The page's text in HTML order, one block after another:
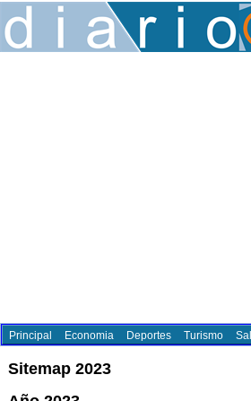
Principal Economia Deportes Turismo
Sitemap 2023